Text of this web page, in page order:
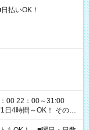
払いOK！
00 22：00～31:00
間～OK！ その他
ださい！